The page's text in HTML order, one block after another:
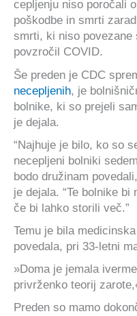
cepljenju niso poročali
poškodbe in smrti
smrti, ki niso povezane
povzročil COVID.
Še preden je CDC
necepljenih, je
bolnike, ki so prejeli
je dejala.
“Najhuje je bilo, ko so
necepljeni bolniki
bodo družinam
je dejala. “Te bolnike
če bi lahko storili več.”
Temu je bila
povedala, pri 33-letni
»Doma je jemala
privrženko teorij
Preden so mamo